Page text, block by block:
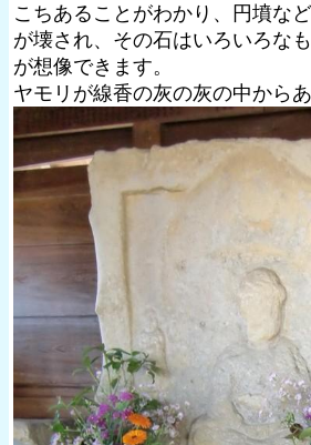
こちあることがわかり、円墳な
が壊され、その石はいろいろな
が想像できます。
ヤモリが線香の灰の灰の中から